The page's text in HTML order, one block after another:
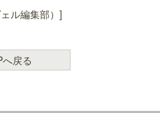
ル編集部）]
戻る